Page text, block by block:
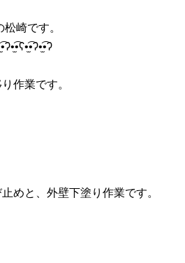
崎です。
作業です。
めと、外壁下塗り作業です。